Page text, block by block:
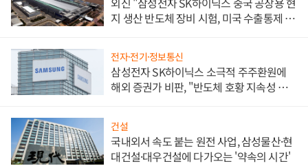
지 생산 반도체 장비 시험, 미국 수출통제 대
전자·전기·정보통신
삼성전자 SK하이닉스 소극적 주주환원에
해외 증권가 비판, "반도체 호황 지속성 의
건설
국내외서 속도 붙는 원전 사업, 삼성물산·현
대건설·대우건설에 다가오는 '약속의 시간'